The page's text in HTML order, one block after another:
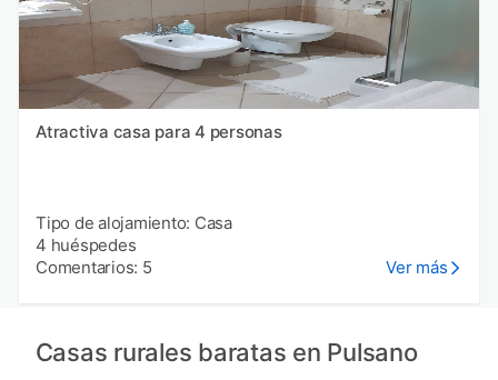
Atractiva casa para 4 personas
Tipo de alojamiento: Casa
4 huéspedes
Comentarios: 5
Ver más
Casas rurales baratas en Pulsano